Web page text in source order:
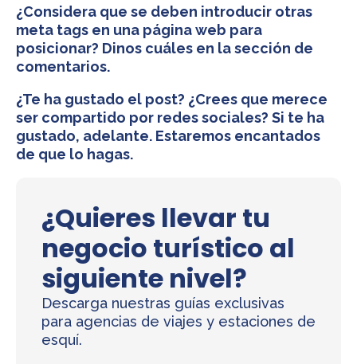
¿Considera que se deben introducir otras
meta tags en una página web para
posicionar? Dinos cuáles en la sección de
comentarios.
¿Te ha gustado el post? ¿Crees que merece
ser compartido por redes sociales? Si te ha
gustado, adelante. Estaremos encantados
de que lo hagas.
¿Quieres llevar tu
negocio turístico al
siguiente nivel?
Descarga nuestras guías exclusivas
para agencias de viajes y estaciones de
esquí.